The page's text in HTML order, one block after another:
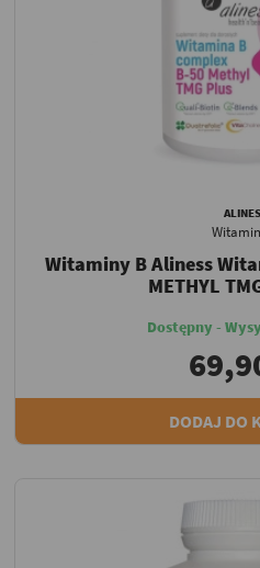
Witaminy B Aliness
METHYL
Dostępny -
DODAJ DO